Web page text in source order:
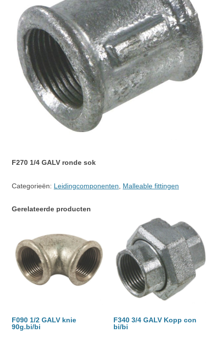
F270 1/4 GALV ronde sok
Categorieën: Leidingcomponenten Malleable fittingen
Gerelateerde producten
F090 1/2 GALV knie
90g.bi/bi
F340 3/4 GALV Kopp con
bi/bi